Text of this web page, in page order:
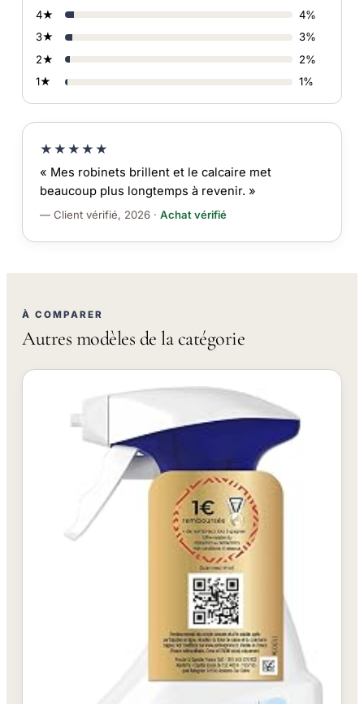
4★
4%
3★
3%
2★
2%
1★
1%
★★★★★
« Mes robinets brillent et le calcaire met
beaucoup plus longtemps à revenir. »
— Client vérifié, 2026 · Achat vérifié
À COMPARER
Autres modèles de la catégorie